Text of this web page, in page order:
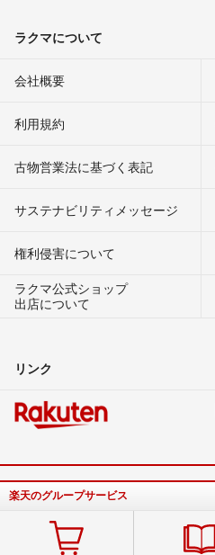
ラクマについて
会社概要
利用規約
古物営業法に基づく表記
サステナビリティメッセージ
権利侵害について
ラクマ公式ショップ
出店について
リンク
楽天のグループサービス